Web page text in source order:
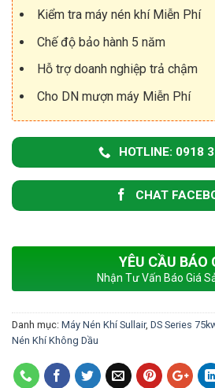
Kiểm tra máy nén khí Miễn Phí
Chế độ bảo hành 5 năm
Hỗ trợ doanh nghiệp trả chậm
Cho DN mượn máy Miễn Phí
HOTLINE: 0918
CHAT
YÊU CẦU BÁO
Nhận Tư Vấn Báo Giá
Danh mục: Máy Nén Khí Sullair, DS Series
Nén Khí Không Dầu